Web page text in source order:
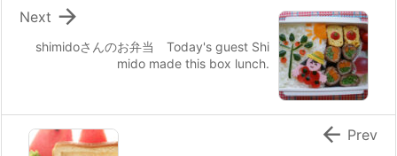
shimidoさんのお弁当 Today's guest Shi
mido made this box lunch.

Next
 Prev